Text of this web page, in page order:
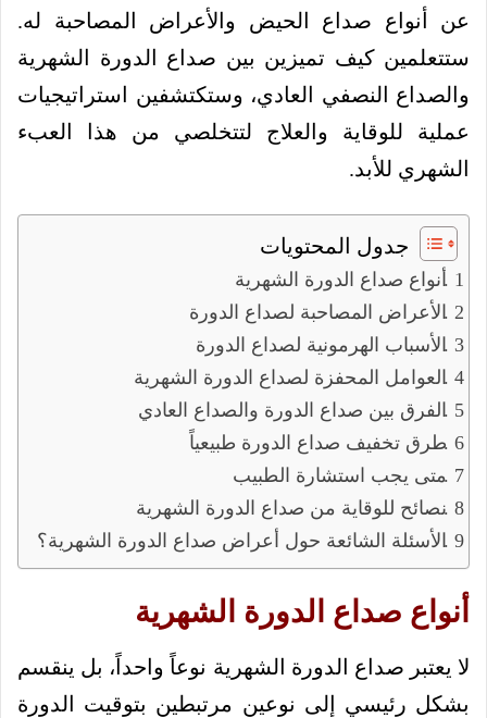
عن أنواع صداع الحيض والأعراض المصاحبة له.
ستتعلمين كيف تميزين بين صداع الدورة الشهرية
والصداع النصفي العادي، وستكتشفين استراتيجيات
عملية للوقاية والعلاج لتتخلصي من هذا العبء
الشهري للأبد.
جدول المحتويات
أنواع صداع الدورة الشهرية
الأعراض المصاحبة لصداع الدورة
الأسباب الهرمونية لصداع الدورة
العوامل المحفزة لصداع الدورة الشهرية
الفرق بين صداع الدورة والصداع العادي
طرق تخفيف صداع الدورة طبيعياً
متى يجب استشارة الطبيب
نصائح للوقاية من صداع الدورة الشهرية
الأسئلة الشائعة حول أعراض صداع الدورة الشهرية؟
أنواع صداع الدورة الشهرية
لا يعتبر صداع الدورة الشهرية نوعاً واحداً، بل ينقسم
بشكل رئيسي إلى نوعين مرتبطين بتوقيت الدورة